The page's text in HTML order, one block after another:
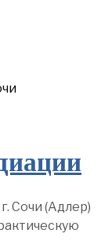
Сочи (Адлер)